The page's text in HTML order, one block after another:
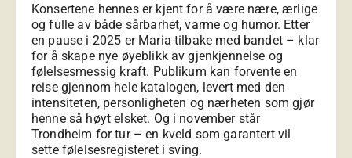
Konsertene hennes er kjent for å være nære, ærlige
og fulle av både sårbarhet, varme og humor. Etter
en pause i 2025 er Maria tilbake med bandet – klar
for å skape nye øyeblikk av gjenkjennelse og
følelsesmessig kraft. Publikum kan forvente en
reise gjennom hele katalogen, levert med den
intensiteten, personligheten og nærheten som gjør
henne så høyt elsket. Og i november står
Trondheim for tur – en kveld som garantert vil
sette følelsesregisteret i sving.